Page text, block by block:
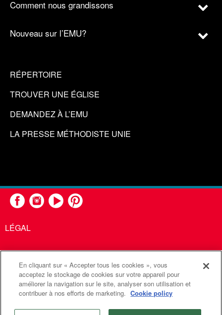
Comment nous grandissons
Nouveau sur l’EMU?
RÉPERTOIRE
TROUVER UNE ÉGLISE
DEMANDEZ À L’EMU
LA PRESSE MÉTHODISTE UNIE
LÉGAL
United Methodist Communications est une agence de l'Église
Méthodiste Unie
Communications Méthodistes Unies. Tous droits
réservés
En cliquant sur « Accepter tous les cookies », vous
acceptez le stockage de cookies sur votre appareil pour
améliorer la navigation sur le site, analyser son utilisation et
contribuer à nos efforts de marketing. Cookie policy